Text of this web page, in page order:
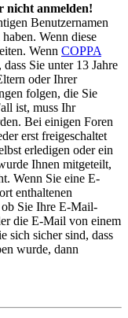
nicht anmelden!
Benutzernamen
Wenn diese
Wenn COPPA
Sie unter 13 Jahre
oder Ihrer
folgen, die Sie
ist, muss Ihr
Bei einigen Foren
erst freigeschaltet
erledigen oder ein
Ihnen mitgeteilt,
Wenn Sie eine E-
enthaltenen
Sie Ihre E-Mail-
die E-Mail von einem
sich sicher sind, dass
wurde, dann